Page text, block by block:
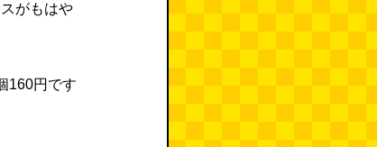
がもはや
160円です